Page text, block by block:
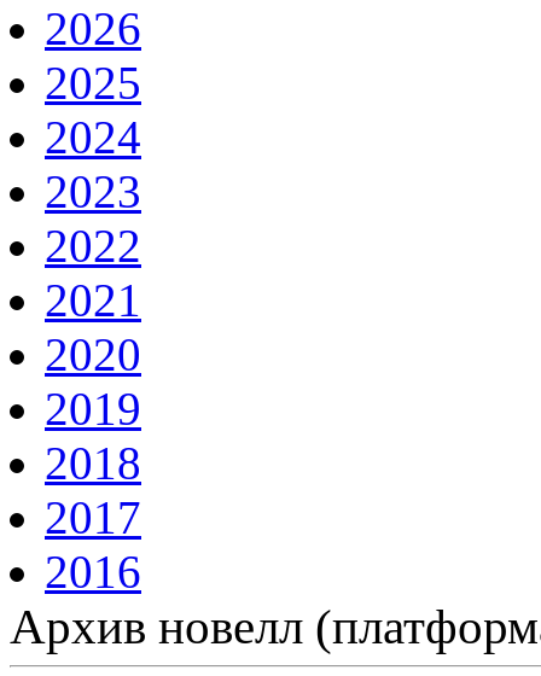
2026
2025
2024
2023
2022
2021
2020
2019
2018
2017
2016
Архив новелл